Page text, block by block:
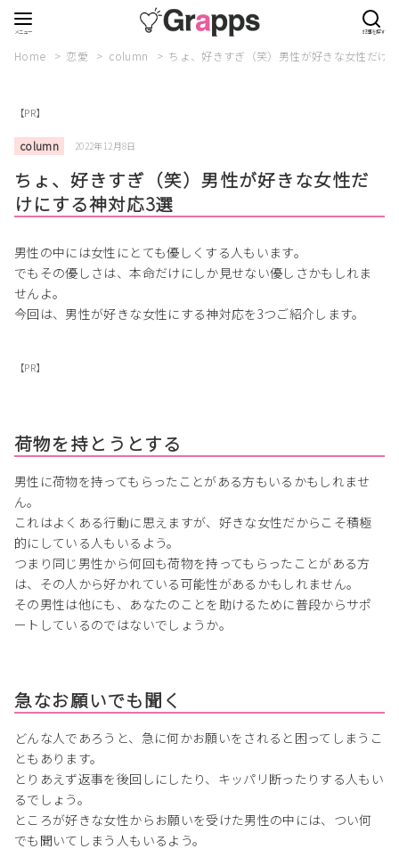
Home 恋愛 column ちょ、好きすぎ（笑）男性が好きな女性だけ
【PR】
column 2022年12月8日
ちょ、好きすぎ（笑）男性が好きな女性だ
けにする神対応3選
男性の中には女性にとても優しくする人もいます。
でもその優しさは、本命だけにしか見せない優しさかもしれま
せんよ。
今回は、男性が好きな女性にする神対応を3つご紹介します。
【PR】
荷物を持とうとする
男性に荷物を持ってもらったことがある方もいるかもしれませ
ん。
これはよくある行動に思えますが、好きな女性だからこそ積極
的にしている人もいるよう。
つまり同じ男性から何回も荷物を持ってもらったことがある方
は、その人から好かれている可能性があるかもしれません。
その男性は他にも、あなたのことを助けるために普段からサポ
ートしているのではないでしょうか。
急なお願いでも聞く
どんな人であろうと、急に何かお願いをされると困ってしまうこ
ともあります。
とりあえず返事を後回しにしたり、キッパリ断ったりする人もい
るでしょう。
ところが好きな女性からお願いを受けた男性の中には、つい何
でも聞いてしまう人もいるよう。